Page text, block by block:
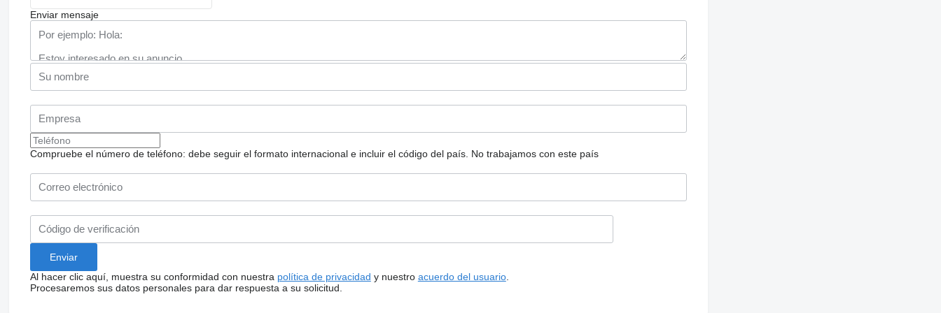
Enviar mensaje
Compruebe el número de teléfono: debe seguir el formato internacional e incluir el código del país. No trabajamos con este país
Al hacer clic aquí, muestra su conformidad con nuestra política de privacidad y nuestro acuerdo del usuario.
Procesaremos sus datos personales para dar respuesta a su solicitud.